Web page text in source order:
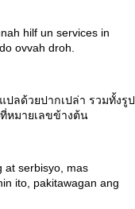
hilf un services in
ovvah droh.
ปลด้วยปากเปล่า รวมทั้งรูป
ที่หมายเลขข้างต้น
at serbisyo, mas
ito, pakitawagan ang